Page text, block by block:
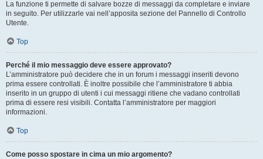
La funzione ti permette di salvare bozze di messaggi da completare e inviare
in seguito. Per utilizzarle vai nell’apposita sezione del Pannello di Controllo
Utente.
Top
Perché il mio messaggio deve essere approvato?
L’amministratore può decidere che in un forum i messaggi inseriti devono
prima essere controllati. È inoltre possibile che l’amministratore ti abbia
inserito in un gruppo di utenti i cui messaggi ritiene che vadano controllati
prima di essere resi visibili. Contatta l’amministratore per maggiori
informazioni.
Top
Come posso spostare in cima un mio argomento?